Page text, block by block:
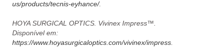
us/products/tecnis-eyhance/.
HOYA SURGICAL OPTICS. Vivinex Impress™
Disponível em:
https://www.hoyasurgicaloptics.com/vivinex/impress